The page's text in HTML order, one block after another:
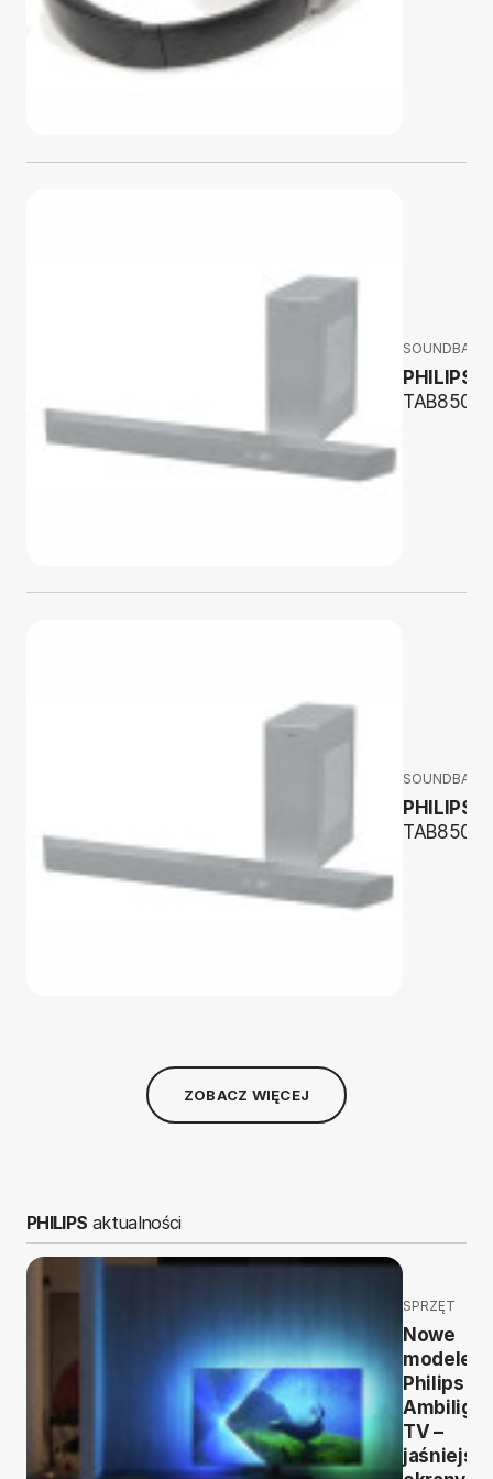
SOUNDBARY
PHILIPS
TAB8507
SOUNDBARY
PHILIPS
TAB8507
ZOBACZ WIĘCEJ
PHILIPS aktualności
SPRZĘT
Nowe
modele
Philips
Ambilight
TV –